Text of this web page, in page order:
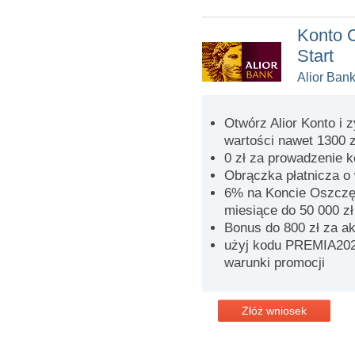
Konto
Start
Alior Bank
Otwórz Alior Konto i
wartości nawet 1300
0 zł za prowadzenie
Obrączka płatnicza o
6% na Koncie
miesiące do 50 000 zł
Bonus do 800 zł za
użyj kodu
warunki promocji
Złóż wniosek